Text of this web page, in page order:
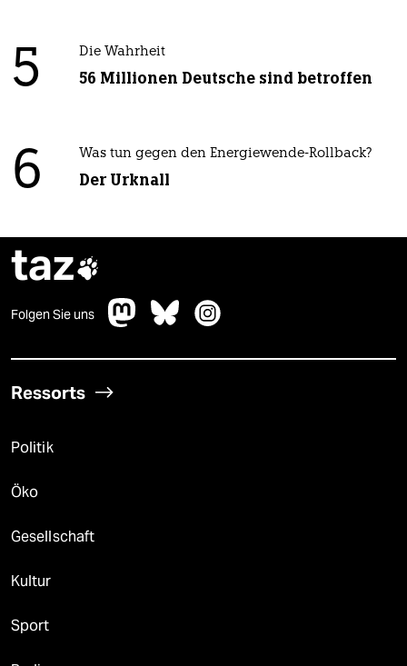
5 Die Wahrheit
56 Millionen Deutsche sind betroffen
6 Was tun gegen den Energiewende-Rollback?
Der Urknall
taz
Folgen Sie uns
Ressorts
Politik
Öko
Gesellschaft
Kultur
Sport